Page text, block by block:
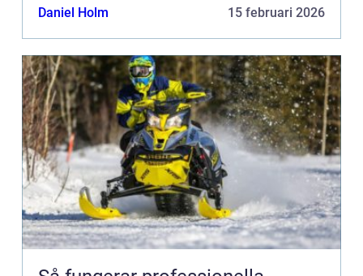
frihet att ...
Daniel Holm 15 februari 2026